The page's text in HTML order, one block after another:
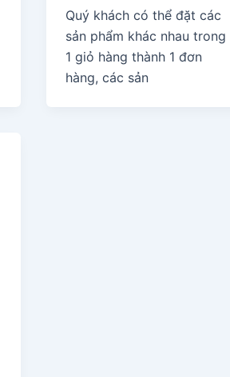
Quý khách có thể đặt các
sản phẩm khác nhau trong
1 giỏ hàng thành 1 đơn
hàng, các sản